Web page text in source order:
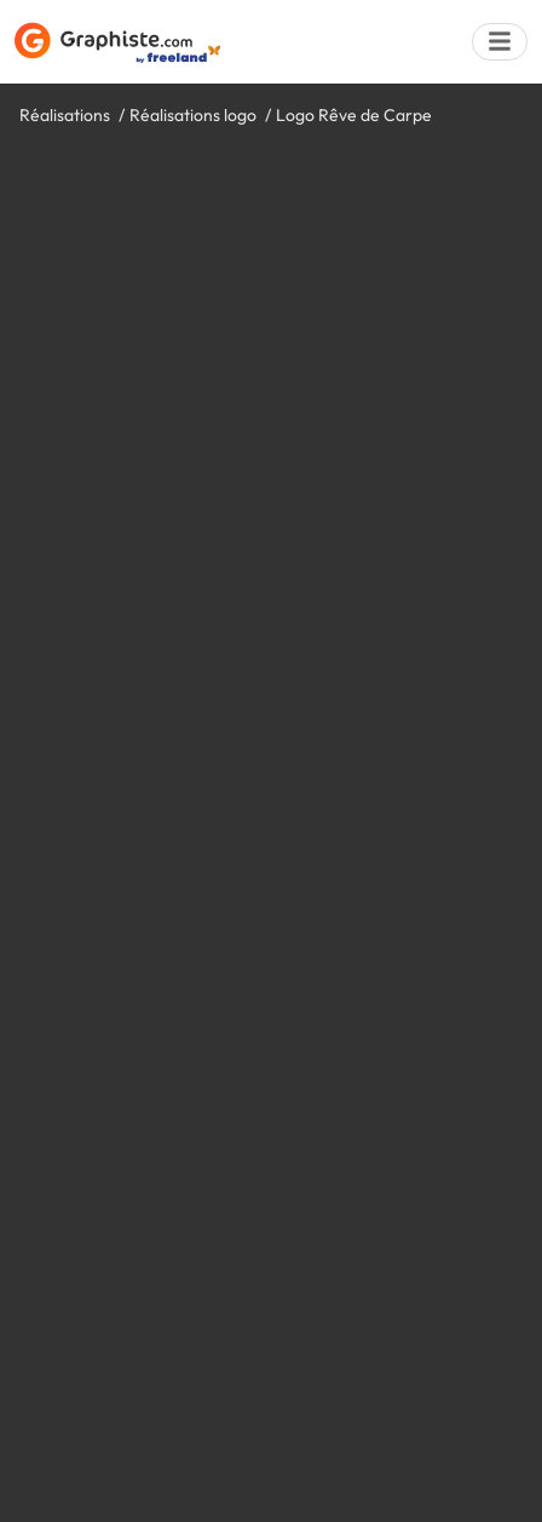
Réalisations Réalisations logo Logo Rêve de Carpe